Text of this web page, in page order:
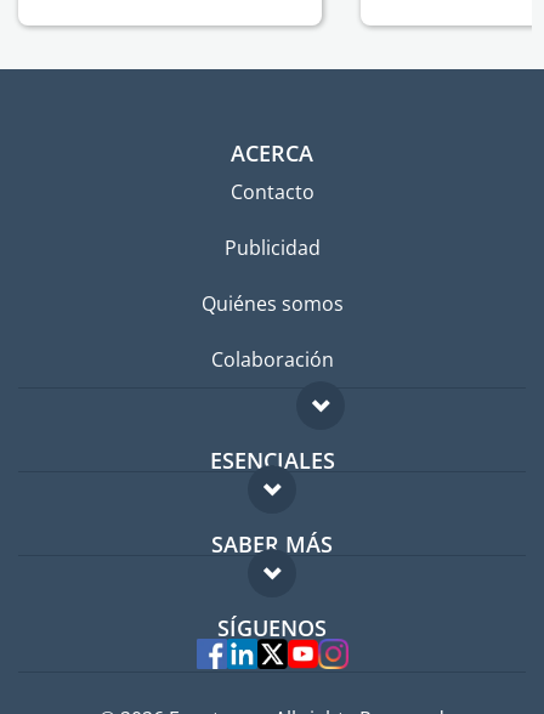
ACERCA
Contacto
Publicidad
Quiénes somos
Colaboración
ESENCIALES
Foro para expatriados
Guía para expatriados
Trabajos en el extranjero
SABER MÁS
FAQ
Expertos
SÍGUENOS